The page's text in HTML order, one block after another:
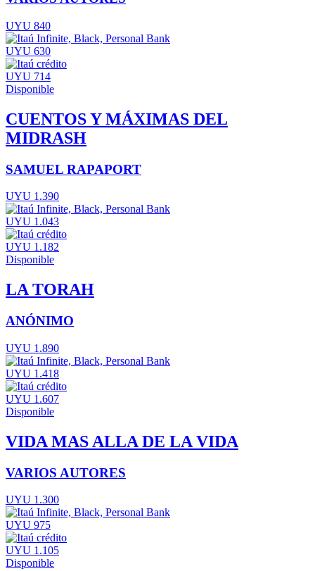
UYU 840
UYU 630
UYU 714
Disponible
CUENTOS Y MÁXIMAS DEL
MIDRASH
SAMUEL RAPAPORT
UYU 1.390
UYU 1.043
UYU 1.182
Disponible
LA TORAH
ANÓNIMO
UYU 1.890
UYU 1.418
UYU 1.607
Disponible
VIDA MAS ALLA DE LA VIDA
VARIOS AUTORES
UYU 1.300
UYU 975
UYU 1.105
Disponible